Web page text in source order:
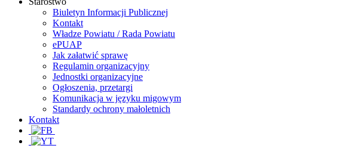
Biuletyn Informacji Publicznej
Kontakt
Władze Powiatu / Rada Powiatu
ePUAP
Jak załatwić sprawę
Regulamin organizacyjny
Jednostki organizacyjne
Ogłoszenia, przetargi
Komunikacja w języku migowym
Standardy ochrony małoletnich
Kontakt